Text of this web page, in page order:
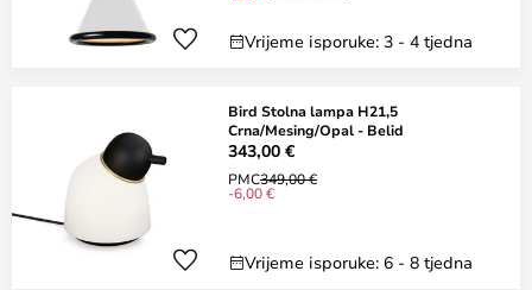
Vrijeme isporuke: 3 - 4 tjedna
Bird Stolna lampa H21,5
Crna/Mesing/Opal - Belid
343,00 €
PMC349,00 €
-6,00 €
Vrijeme isporuke: 6 - 8 tjedna